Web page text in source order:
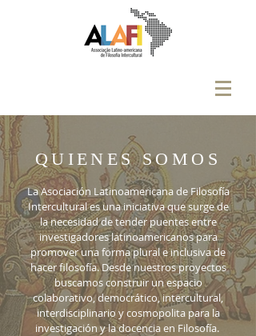
QUIENES SOMOS
La Asociación Latinoamericana de Filosofía
Intercultural es una iniciativa que surge de
la necesidad de tender puentes entre
investigadores latinoamericanos para
promover una forma plural e inclusiva de
hacer filosofía. Desde nuestros proyectos
buscamos construir un espacio
colaborativo, democrático, intercultural,
interdisciplinario y cosmopolita para la
investigación y la docencia en Filosofía.